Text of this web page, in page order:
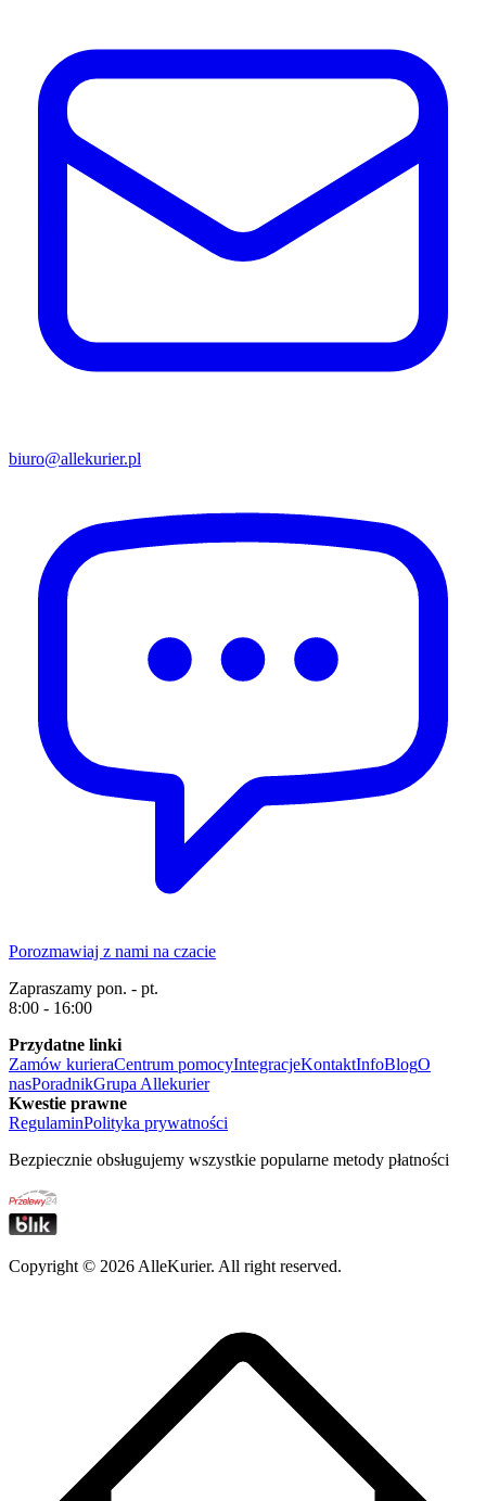
biuro@allekurier.pl
Porozmawiaj z nami na czacie
Zapraszamy pon. - pt.
8:00 - 16:00
Przydatne linki
Zamów kurieraCentrum pomocyIntegracjeKontaktInfoBlogO
nasPoradnikGrupa Allekurier
Kwestie prawne
RegulaminPolityka prywatności
Bezpiecznie obsługujemy wszystkie popularne metody płatności
Copyright © 2026 AlleKurier. All right reserved.